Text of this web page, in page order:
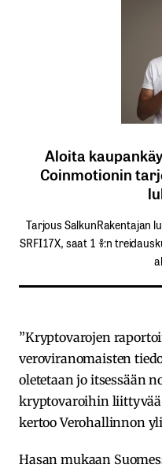
Aloita
Coinmotionin
Tarjous SalkunRakentajan
SRFI17X,​ ​saat​ ​1 %:n
”Kryptovarojen
veroviranomaisten
oletetaan jo itsessään
kryptovaroihin liittyvää
kertoo Verohallinnon
Hasan mukaan